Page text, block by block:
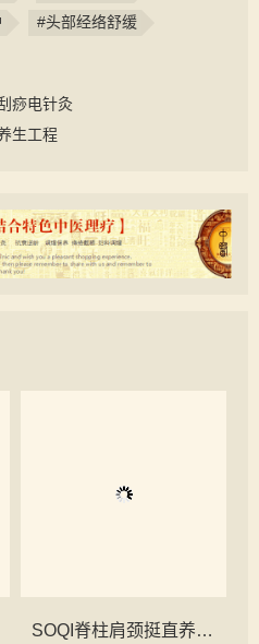
#头部经络舒缓
痧电针灸
生工程
SOQI脊柱肩颈挺直养生工程